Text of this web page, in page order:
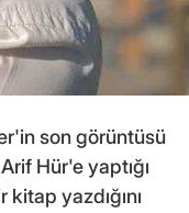
son görüntüsü
Hür'e yaptığı
yazdığını